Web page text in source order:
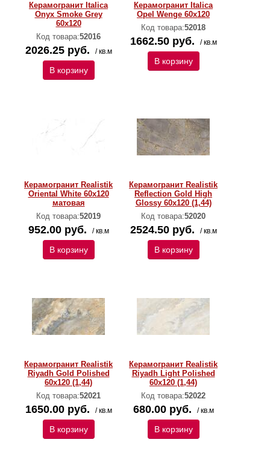
Керамогранит Italica
Onyx Smoke Grey
60x120
Код товара:52016
2026.25 руб. / кв.м
В корзину
Керамогранит Italica
Opel Wenge 60x120
Код товара:52018
1662.50 руб. / кв.м
В корзину
Керамогранит Realistik
Oriental White 60x120
матовая
Код товара:52019
952.00 руб. / кв.м
В корзину
Керамогранит Realistik
Reflection Gold High
Glossy 60x120 (1,44)
Код товара:52020
2524.50 руб. / кв.м
В корзину
Керамогранит Realistik
Riyadh Gold Polished
60x120 (1,44)
Код товара:52021
1650.00 руб. / кв.м
В корзину
Керамогранит Realistik
Riyadh Light Polished
60x120 (1,44)
Код товара:52022
680.00 руб. / кв.м
В корзину